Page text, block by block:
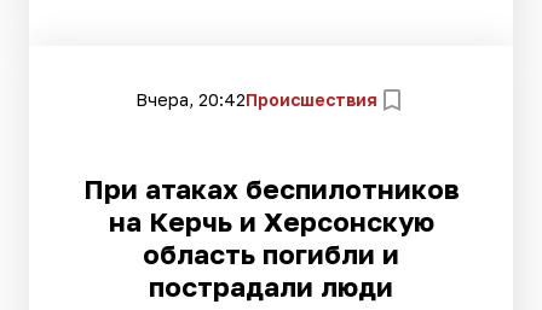
Вчера, 20:42Происшествия
При атаках беспилотников
на Керчь и Херсонскую
область погибли и
пострадали люди